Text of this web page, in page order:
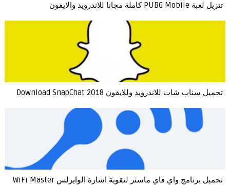
تنزيل لعبة PUBG Mobile كاملة مجانا للاندرويد والايفون
تحميل سناب شات للاندرويد وللايفون Download SnapChat 2018
تحميل برنامج واي فاي ماستر لتقوية اشارة الوايرلس WiFi Master